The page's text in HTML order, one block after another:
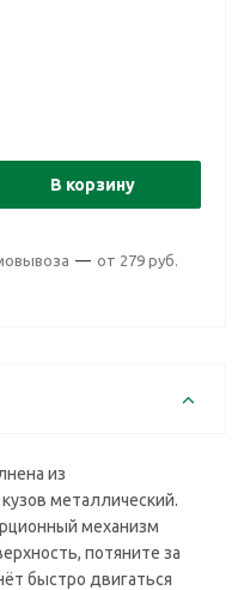
В корзину
— от 279 руб.
из
металлический.
механизм
потяните за
быстро двигаться